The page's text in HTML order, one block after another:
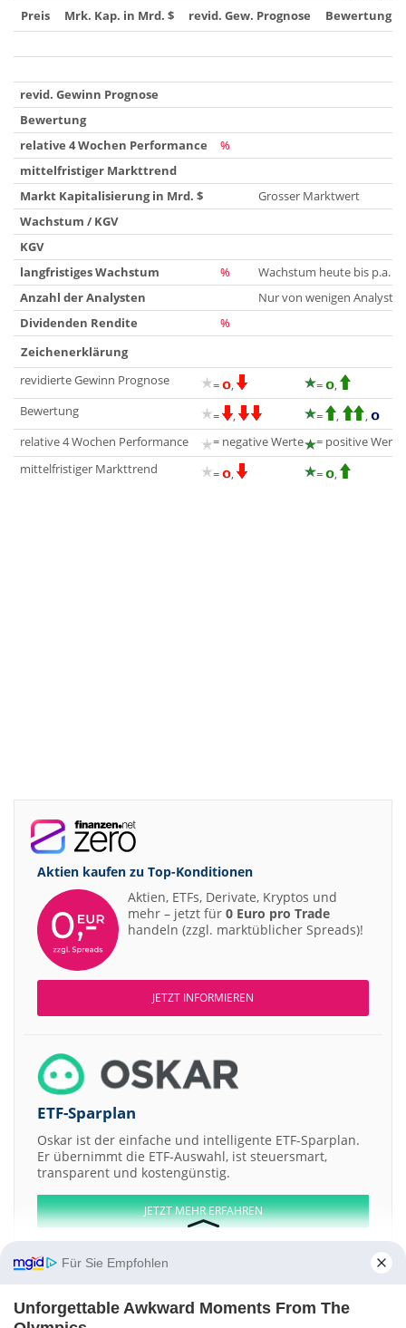
Preis
Mrk. Kap. in Mrd. $ revid. Gew. Prognose Bewertung
revid. Gewinn Prognose
Bewertung
relative 4 Wochen Performance
%
mittelfristiger Markttrend
Markt Kapitalisierung in Mrd. $
Grosser Marktwert
Wachstum / KGV
KGV
langfristiges Wachstum
%
Wachstum heute bis p.a.
Anzahl der Analysten
Nur von wenigen
Dividenden Rendite
%
Zeichenerklärung
revidierte Gewinn Prognose
= , =
,
Bewertung
= , = ,
,
relative 4 Wochen Performance
= negative Werte
= positive Werte
mittelfristiger Markttrend
= , = ,
Aktien kaufen zu Top-Konditionen
Aktien, ETFs, Derivate, Kryptos und
mehr – jetzt für 0 Euro pro Trade
handeln (zzgl. marktüblicher Spreads)!
JETZT INFORMIEREN
ETF-Sparplan
Oskar ist der einfache und intelligente ETF-Sparplan.
Er übernimmt die ETF-Auswahl, ist steuersmart,
transparent und kostengünstig.
JETZT MEHR ERFAHREN
Aktien ATX DAX EuroStoxx 50 Dow Jones NASDAQ 100
Nikkei 225
Für Sie Empfohlen
Unforgettable Awkward Moments From The